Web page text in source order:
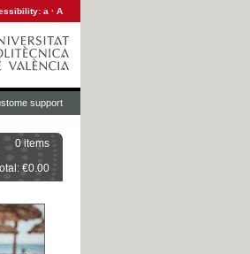
a · A
support
0 items
€0.00